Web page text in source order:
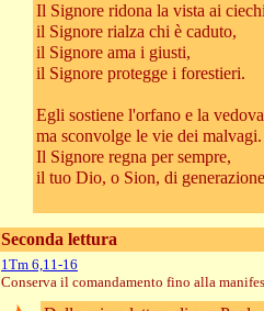
Il Signore ridona la vista ai
il Signore rialza chi è caduto,
il Signore ama i giusti,
il Signore protegge i forestieri.
Egli sostiene l'orfano e la
ma sconvolge le vie dei malvagi.
Il Signore regna per sempre,
il tuo Dio, o Sion, di
Seconda lettura
1Tm 6,11-16
Conserva il comandamento fino alla